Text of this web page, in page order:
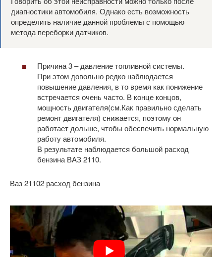
диагностики автомобиля. Однако есть возможность
определить наличие данной проблемы с помощью
метода переборки датчиков.
Причина 3 – давление топливной системы.
При этом довольно редко наблюдается
повышение давления, в то время как понижение
встречается очень часто. В конце концов,
мощность двигателя(см.Как правильно сделать
ремонт двигателя) снижается, поэтому он
работает дольше, чтобы обеспечить нормальную
работу автомобиля.
В результате наблюдается большой расход
бензина ВАЗ 2110.
Ваз 21102 расход бензина